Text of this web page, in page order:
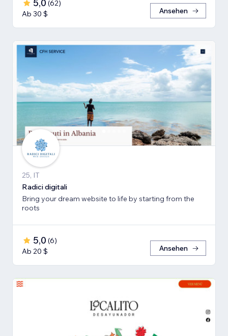
5,0 (62)
Ab 30 $
Ansehen
25, IT
Radici digitali
Bring your dream website to life by starting from the
roots
5,0 (6)
Ab 20 $
Ansehen